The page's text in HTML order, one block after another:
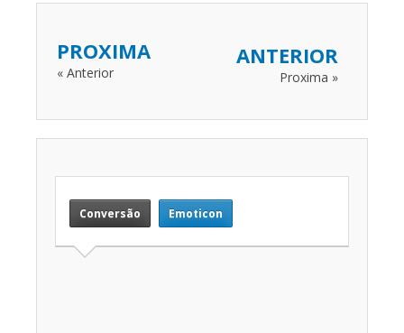
PROXIMA
« Anterior
ANTERIOR
Proxima »
Conversão Emoticon